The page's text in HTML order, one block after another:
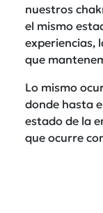
nuestros
el mismo
experiencias,
que
Lo mismo
donde hasta
estado de la
que ocurre